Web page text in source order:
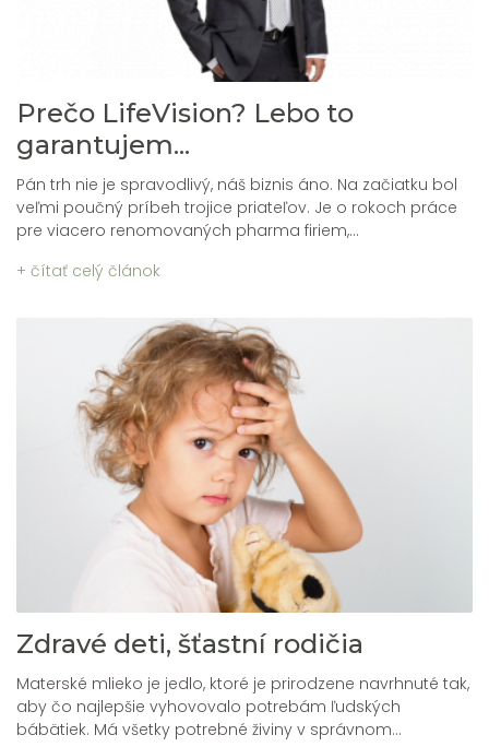
Prečo LifeVision? Lebo to
garantujem...
Pán trh nie je spravodlivý, náš biznis áno. Na začiatku bol
veľmi poučný príbeh trojice priateľov. Je o rokoch práce
pre viacero renomovaných pharma firiem,...
+ čítať celý článok
Zdravé deti, šťastní rodičia
Materské mlieko je jedlo, ktoré je prirodzene navrhnuté tak,
aby čo najlepšie vyhovovalo potrebám ľudských
bábätiek. Má všetky potrebné živiny v správnom...